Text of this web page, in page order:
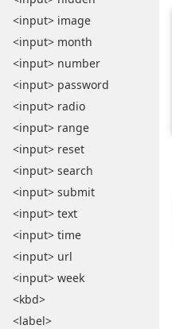
<input> image
<input> month
<input> number
<input> password
<input> radio
<input> range
<input> reset
<input> search
<input> submit
<input> text
<input> time
<input> url
<input> week
<kbd>
<label>